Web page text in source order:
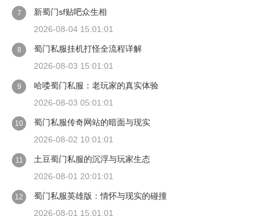
7
新蜀门sf贴吧众生相
2026-08-04 15:01:01
8
蜀门私服挂机打怪全流程详解
2026-08-03 15:01:01
9
哈喽蜀门私服：老玩家的真实体验
2026-08-03 05:01:01
10
蜀门私服传奇网站的暗面与现实
2026-08-02 10:01:01
11
土豆蜀门私服的沉浮与玩家生态
2026-08-01 20:01:01
12
蜀门私服英雄版：情怀与现实的碰撞
2026-08-01 15:01:01